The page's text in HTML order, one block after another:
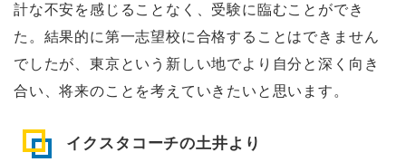
計な不安を感じることなく、受験に臨むことができ
た。結果的に第一志望校に合格することはできません
でしたが、東京という新しい地でより自分と深く向き
合い、将来のことを考えていきたいと思います。
イクスタコーチの土井より